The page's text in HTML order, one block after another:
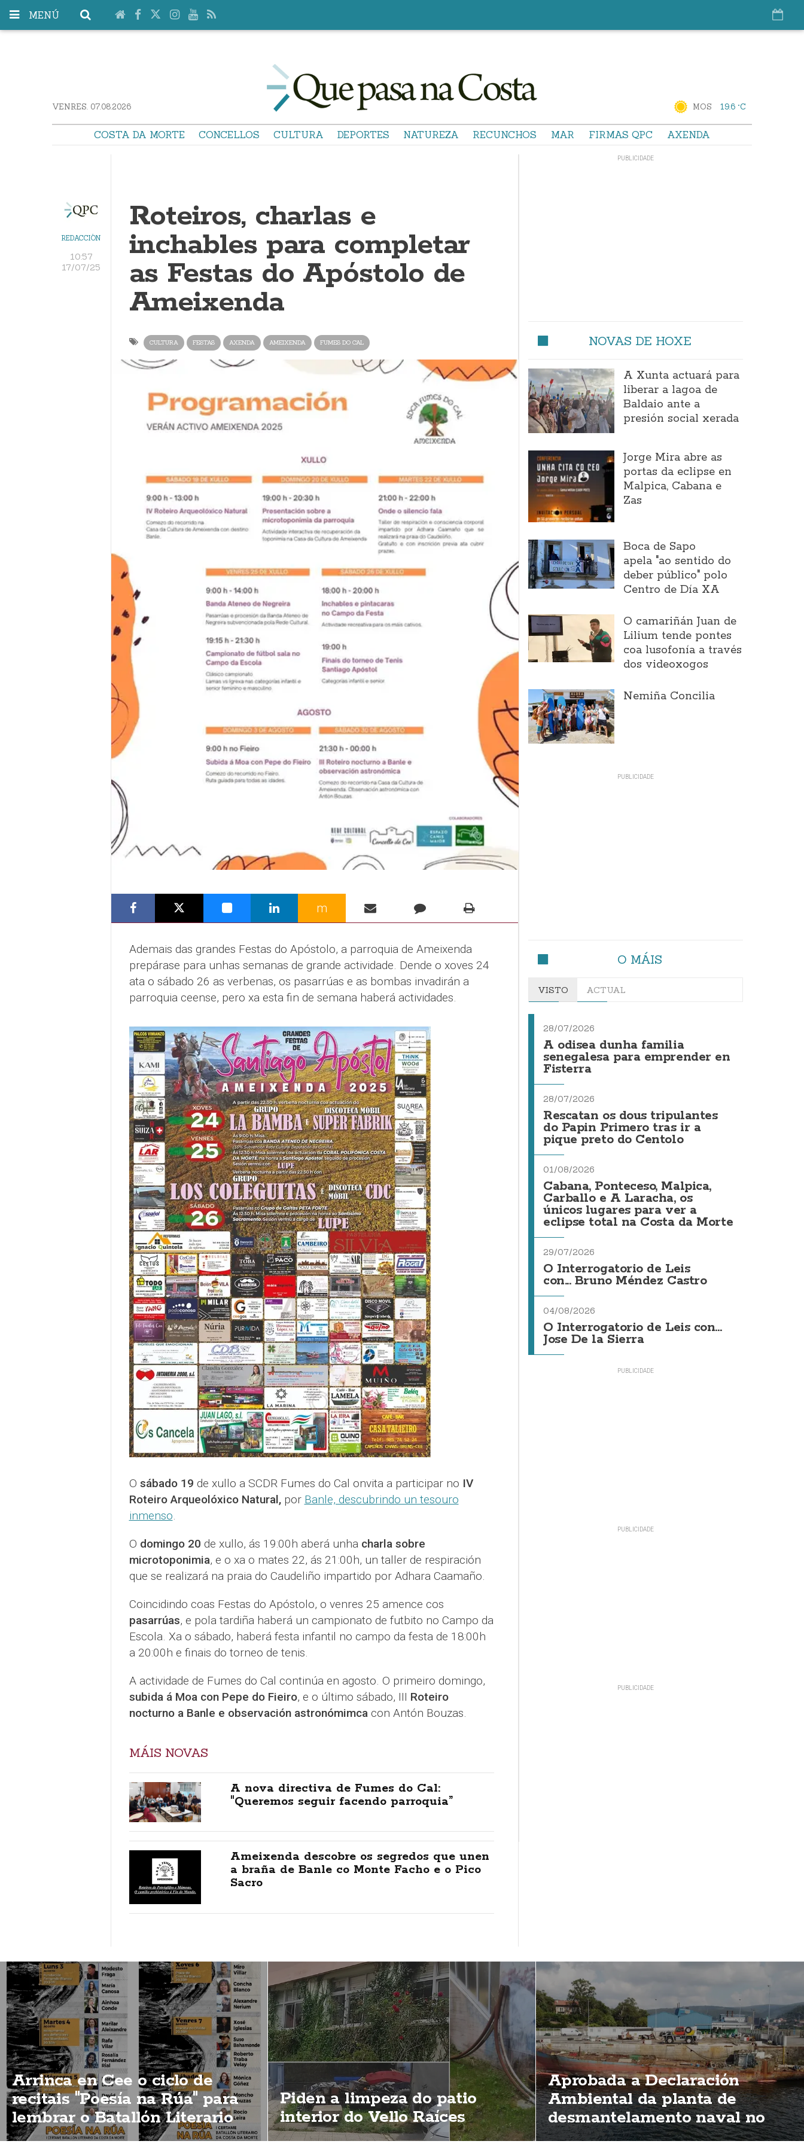
MENÚ
VENRES. 07.08.2026 MOS 19.6 °C
COSTA DA MORTE CONCELLOS CULTURA DEPORTES NATUREZA RECUNCHOS MAR FIRMAS QPC AXENDA
REDACCIÓN
10:57
17/07/25
Roteiros, charlas e
inchables para completar
as Festas do Apóstolo de
Ameixenda
CULTURA FESTAS AXENDA AMEIXENDA FUMES DO CAL
m
Ademais das grandes Festas do Apóstolo, a parroquia de Ameixenda
prepárase para unhas semanas de grande actividade. Dende o xoves 24
ata o sábado 26 as verbenas, os pasarrúas e as bombas invadirán a
parroquia ceense, pero xa esta fin de semana haberá actividades.
O sábado 19 de xullo a SCDR Fumes do Cal onvita a participar no IV
Roteiro Arqueolóxico Natural,por Banle, descubrindo un tesouro
inmenso.
O domingo 20 de xullo, ás 19:00h aberá unha charla sobre
microtoponimia, e o xa o mates 22, ás 21:00h, un taller de respiración
que se realizará na praia do Caudeliño impartido por Adhara Caamaño.
Coincidindo coas Festas do Apóstolo, o venres 25 amence cos
pasarrúas, e pola tardiña haberá un campionato de futbito no Campo da
Escola. Xa o sábado, haberá festa infantil no campo da festa de 18:00h
a 20:00h e finais do torneo de tenis.
A actividade de Fumes do Cal continúa en agosto. O primeiro domingo,
subida á Moa con Pepe do Fieiro, e o último sábado, III Roteiro
nocturno a Banle e observación astronómimcacon Antón Bouzas.
MÁIS NOVAS
A nova directiva de Fumes do Cal:
"Queremos seguir facendo parroquia”
Ameixenda descobre os segredos que unen
a braña de Banle co Monte Facho e o Pico
Sacro
NOVAS DE HOXE
A Xunta actuará para
liberar a lagoa de
Baldaio ante a
presión social xerada
Jorge Mira abre as
portas da eclipse en
Malpica, Cabana e
Zas
Boca de Sapo
apela "ao sentido do
deber público" polo
Centro de Día XA
O camariñán Juan de
Lilium tende pontes
coa lusofonía a través
dos videoxogos
Nemiña Concilia
O MÁIS
VISTO ACTUAL
28/07/2026
A odisea dunha familia
senegalesa para emprender en
Fisterra
28/07/2026
Rescatan os dous tripulantes
do Papin Primero tras ir a
pique preto do Centolo
01/08/2026
Cabana, Ponteceso, Malpica,
Carballo e A Laracha, os
únicos lugares para ver a
eclipse total na Costa da Morte
29/07/2026
O Interrogatorio de Leis
con... Bruno Méndez Castro
04/08/2026
O Interrogatorio de Leis con...
Jose De la Sierra
Arrinca en Cee o ciclo de
recitais "Poesía na Rúa" para
lembrar o Batallón Literario
Piden a limpeza do patio
interior do Vello Raíces
Aprobada a Declaración
Ambiental da planta de
desmantelamento naval no
porto de Brens